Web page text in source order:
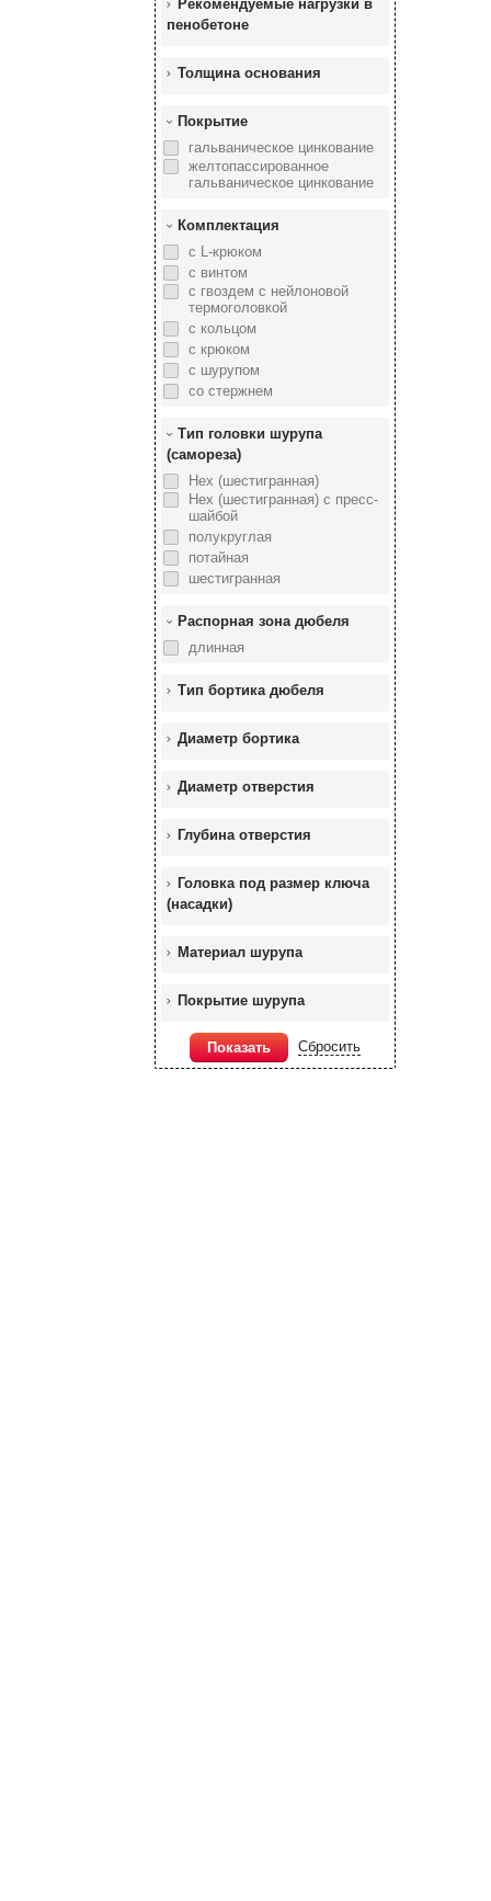
Рекомендуемые нагрузки в
пенобетоне
Толщина основания
Покрытие
гальваническое цинкование
желтопассированное
гальваническое цинкование
Комплектация
с L-крюком
с винтом
с гвоздем с нейлоновой
термоголовкой
с кольцом
с крюком
с шурупом
со стержнем
Тип головки шурупа
(самореза)
Hex (шестигранная)
Hex (шестигранная) с пресс-
шайбой
полукруглая
потайная
шестигранная
Распорная зона дюбеля
длинная
Тип бортика дюбеля
Диаметр бортика
Диаметр отверстия
Глубина отверстия
Головка под размер ключа
(насадки)
Материал шурупа
Покрытие шурупа
Показать Сбросить